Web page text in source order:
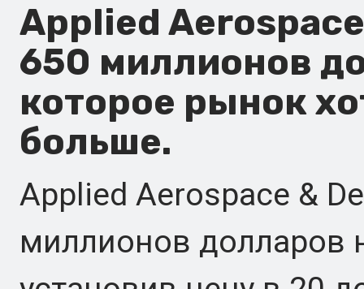
Applied
650 миллионов
которое рынок
больше.
Applied Aerospace &
миллионов долларов